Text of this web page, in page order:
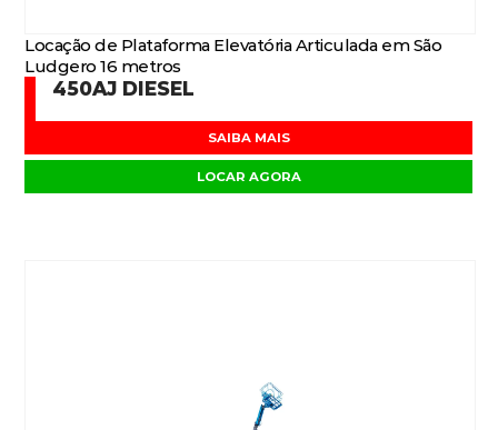
Locação de Plataforma Elevatória Articulada em São
Ludgero 16 metros
450AJ DIESEL
SAIBA MAIS
LOCAR AGORA